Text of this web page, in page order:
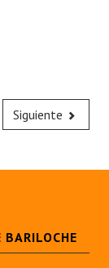
Siguiente
BARILOCHE